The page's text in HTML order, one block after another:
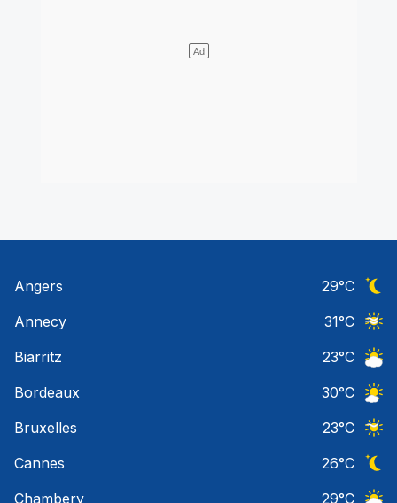
Angers 29°C
Annecy
31°C
Biarritz
23°C
Bordeaux
30°C
Bruxelles
23°C
Cannes
26°C
Chambery
29°C